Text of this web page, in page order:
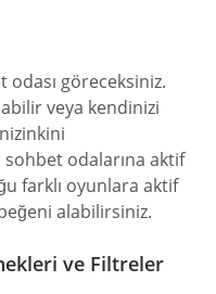
göreceksiniz.
veya kendinizi
odalarına aktif
farklı oyunlara aktif
alabilirsiniz.
ve Filtreler